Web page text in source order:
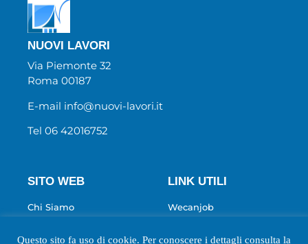
NUOVI LAVORI
Via Piemonte 32
Roma 00187
E-mail info@nuovi-lavori.it
Tel 06 42016752
SITO WEB
Chi Siamo
Biblio
LINK UTILI
Wecanjob
Cookie Policy
Questo sito fa uso di cookie. Per conoscere i dettagli consulta la